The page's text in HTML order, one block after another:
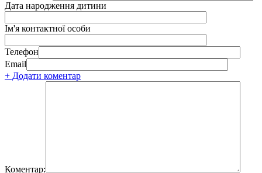
Дата народження дитини
Ім'я контактної особи
Телефон
Email
+ Додати коментар
Коментар: